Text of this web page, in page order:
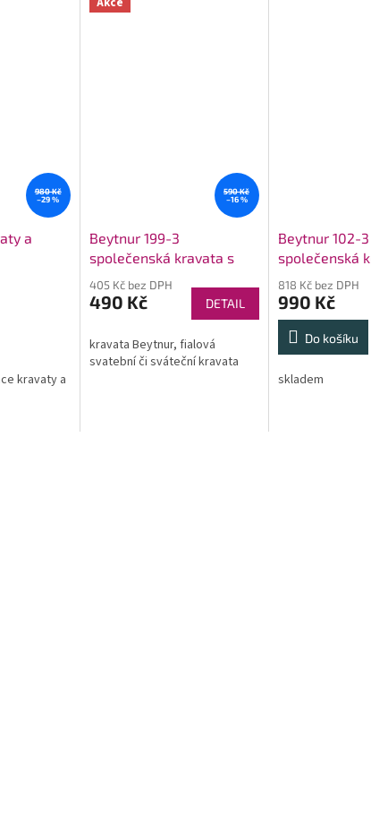
980 Kč
–29 %
a
kravaty a
590 Kč
–16 %
Beytnur 199-3
společenská kravata s
405 Kč bez DPH
490 Kč DETAIL
kravata Beytnur, fialová
svatební či sváteční kravata
Beytnur 102-3
společenská
818 Kč bez DPH
990 Kč
Do košíku
skladem